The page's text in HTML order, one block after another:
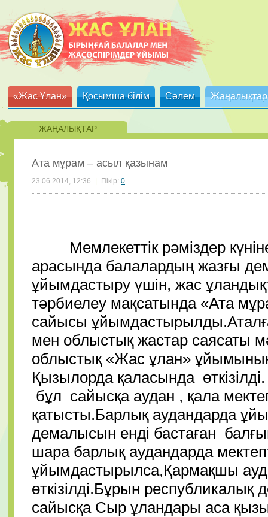
«Жас Ұлан» Қосымша білім Сәлем Жаңалықтар
ЖАҢАЛЫҚТАР
Ата мұрам – асыл қазынам
23.06.2014, 12:36 Пікір: 0
Мемлекеттік рәміздер
арасында балалардың жазғы
ұйымдастыру үшін, жас
тәрбиелеу мақсатында «Ата
сайысы
мен облыстық жастар саясаты
облыстық «Жас ұлан»
Қызылорда қаласында
бұл сайысқа аудан , қала
қатысты.Барлық аудандарда
демалысын енді бастаған
шара барлық аудандарда
ұйымдастырылса,Қармақшы
өткізілді.Бұрын
сайысқа Сыр ұландары аса